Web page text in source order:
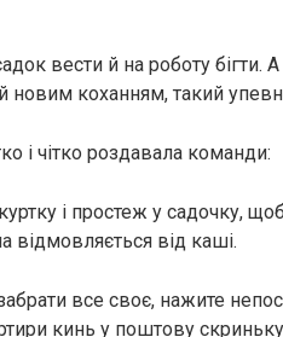
вести й на роботу бігти.
коханням, такий
і чітко роздавала команди:
і простеж у садочку,
відмовляється від каші.
все своє, нажите
кинь у поштову